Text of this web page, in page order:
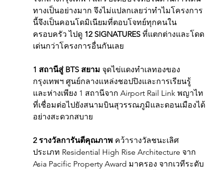
ทางเป็นอย่างมาก จึงไม่แปลกเลยว่าทำไมโครงการ
นี้จึงเป็นคอนโดมิเนียมที่ตอบโจทย์ทุกคนใน
ครอบครัว ไปดู 12 SIGNATURES ที่แตกต่างและโดด
เด่นกว่าโครงการอื่นกันเลย
1 สถานีสู่ BTS สยาม จุดไข่แดงทำเลทองของ
กรุงเทพฯ ศูนย์กลางแหล่งชอปปิงและการเรียนรู้
และห่างเพียง 1 สถานีจาก Airport Rail Link พญาไท
ที่เชื่อมต่อไปยังสนามบินสุวรรณภูมิและดอนเมืองได้
อย่างสะดวกสบาย
2 รางวัลการันตีคุณภาพ คว้ารางวัลชนะเลิศ
ประเภท Residential High Rise Architecture จาก
Asia Pacific Property Award มาครอง จากเวทีระดับ